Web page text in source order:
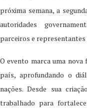
próxima semana, a
autoridades
parceiros e representantes
O evento marca uma nova
país, aprofundando o
nações. Desde sua
trabalhado para